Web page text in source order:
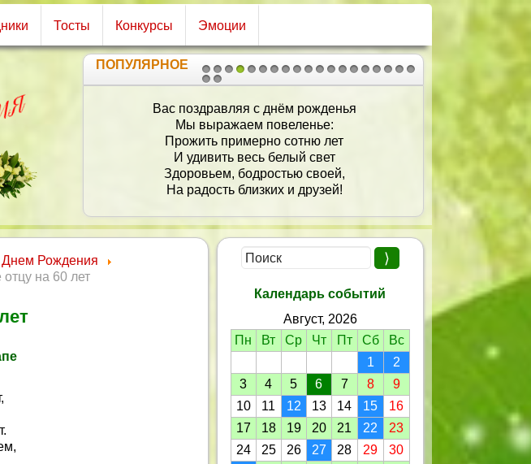
Тосты Конкурсы Эмоции
1 2
2021
ПОПУЛЯРНОЕ
Вас поздравляя с днём рожденья
Мы выражаем повеленье:
Прожить примерно сотню лет
И удивить весь белый свет
Здоровьем, бодростью своей,
Hа радость близких и друзей!
Рождения
на 60 лет
Календарь событий
Август, 2026
Пн
Вт Ср Чт Пт Сб
Вс
1
2
3
4 5 6 7 8
9
10
11 12 13 14 15
16
17
18 19 20 21 22
23
24
25 26 27 28 29
30